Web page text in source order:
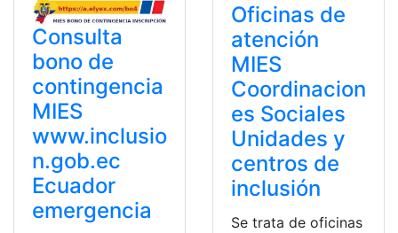
Consulta
bono de
contingencia
MIES
www.inclusio
n.gob.ec
Ecuador
emergencia
Oficinas de
atención
MIES
Coordinacion
es Sociales
Unidades y
centros de
inclusión
Se trata de oficinas